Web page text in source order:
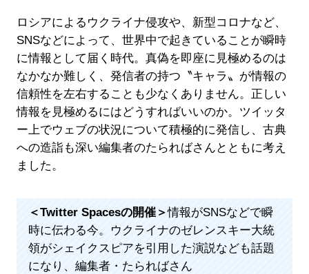
ロシアによるウクライナ侵攻や、新型コロナなど、
SNSなどによって、世界中で起きていることが瞬時
に情報として届く時代。真偽を即座に見極めるのは
なかなか難しく、発信者の持つ〝キャラ〟が情報の
信頼性を左右することも少なくありません。正しい
情報を見極めるにはどうすればいいのか。ツイッタ
ー上でウェブの状況について積極的に発信し、古典
への造詣も深い編集者のたらればさんとともに考え
ました。
＜Twitter Spacesの開催＞情報がSNSなどで瞬
時に伝わる今。ウクライナのゼレンスキー大統
領がシェイクスピアを引用した演説なども話題
になり、編集者・たらればさん